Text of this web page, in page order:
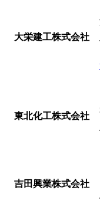
大栄建工株式会社
東北化工株式会社
吉田興業株式会社